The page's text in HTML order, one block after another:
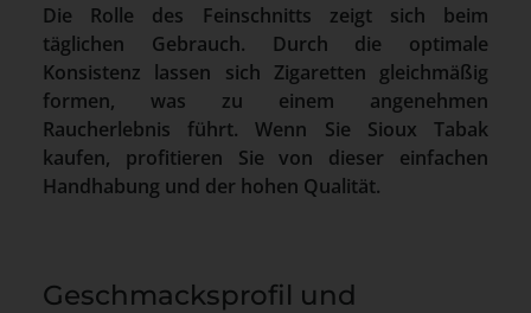
Die Rolle des Feinschnitts zeigt sich beim
täglichen Gebrauch. Durch die optimale
Konsistenz lassen sich Zigaretten gleichmäßig
formen, was zu einem angenehmen
Raucherlebnis führt. Wenn Sie Sioux Tabak
kaufen, profitieren Sie von dieser einfachen
Handhabung und der hohen Qualität.
Geschmacksprofil und